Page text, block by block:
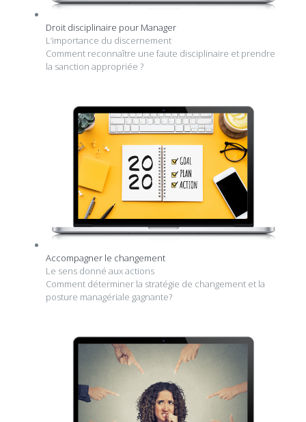
Droit disciplinaire pour Manager
L’importance du discernement
Comment reconnaître une faute disciplinaire et prendre
la sanction appropriée ?
Accompagner le changement
Le sens donné aux actions
Comment déterminer la stratégie de changement et la
posture managériale gagnante?